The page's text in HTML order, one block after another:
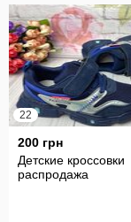
22
200 грн
Детские кроссовки
распродажа